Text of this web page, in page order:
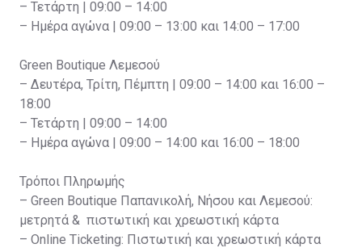
– Τετάρτη | 09:00 – 14:00
– Ημέρα αγώνα | 09:00 – 13:00 και 14:00 – 17:00
Green Boutique Λεμεσού
– Δευτέρα, Τρίτη, Πέμπτη | 09:00 – 14:00 και 16:00 –
18:00
– Τετάρτη | 09:00 – 14:00
– Ημέρα αγώνα | 09:00 – 14:00 και 16:00 – 18:00
Τρόποι Πληρωμής
– Green Boutique Παπανικολή, Νήσου και Λεμεσού:
μετρητά & πιστωτική και χρεωστική κάρτα
– Online Ticketing: Πιστωτική και χρεωστική κάρτα